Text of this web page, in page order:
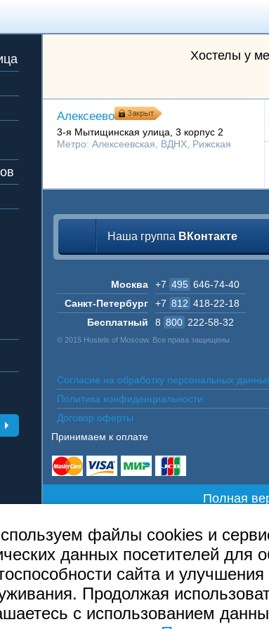
Хостелы у
Алексеево
3-я Мытищинская улица, 3 корпус 2
Метро: Алексеевская ВДНХ Рижская
Наша группа ВКонтакте
Москва
Санкт-Петербург
Бесплатный
+7 495 646-74-40
+7 812 418-22-18
8 800 222-58-32
© 2015 Hostels of Moscow. Все права защищены.
Согласие на обработку персональных
Политика конфиденциальности
Договор оферты
Принимаем к оплате
файлы cookies и
данных посетителей для
сайта и улучшения
Продолжая
с использованием
Полная